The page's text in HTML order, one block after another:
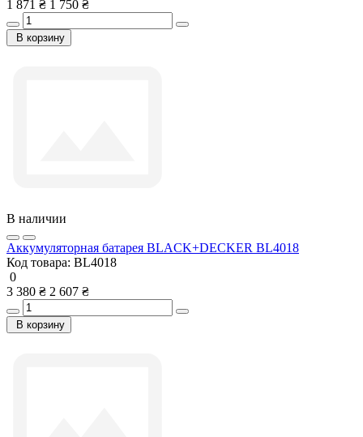
1 871 ₴ 1 750 ₴
В корзину
В наличии
Аккумуляторная батарея BLACK+DECKER BL4018
Код товара: BL4018
0
3 380 ₴ 2 607 ₴
В корзину